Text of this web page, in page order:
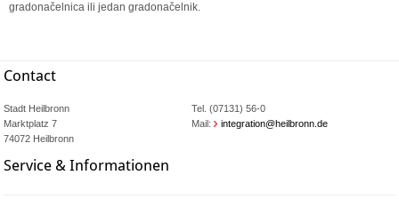
gradonačelnica ili jedan gradonačelnik.
Contact
Stadt Heilbronn
Marktplatz 7
74072 Heilbronn
Tel. (07131) 56-0
Mail:
integration@heilbronn.de
Service & Informationen